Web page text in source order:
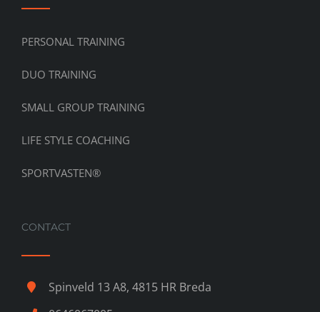
PERSONAL TRAINING
DUO TRAINING
SMALL GROUP TRAINING
LIFE STYLE COACHING
SPORTVASTEN®
CONTACT
Spinveld 13 A8, 4815 HR Breda